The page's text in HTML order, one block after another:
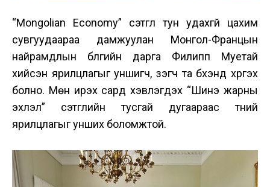
“Mongolian Economy” сэтгүүл тун удахгүй цахим
сувгуудаараа дамжуулан Монгол-Францын
найрамдлын бүлгийн дарга Филипп Муетай
хийсэн ярилцлагыг уншигч, үзэгч та бүхэнд хүргэх
болно. Мөн ирэх сард хэвлэгдэх “Шинэ жарны
эхлэл” сэтгүүлийн тусгай дугаараас түүний
ярилцлагыг унших боломжтой.